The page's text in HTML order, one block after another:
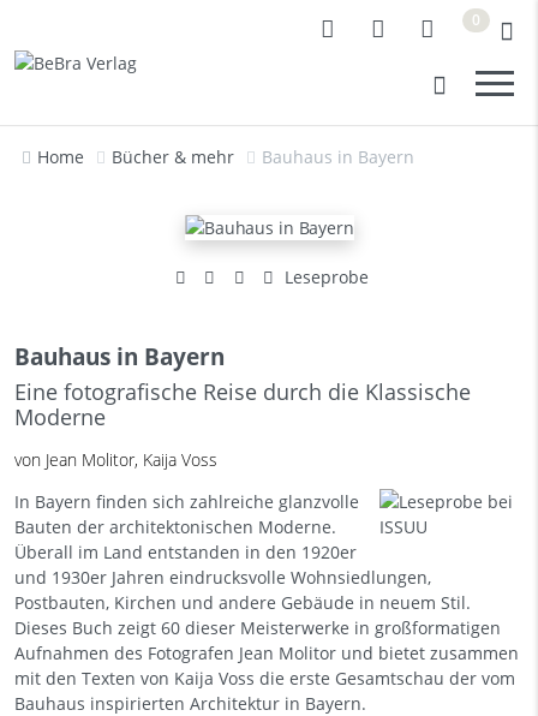
0
Home Bücher & mehr Bauhaus in Bayern
Leseprobe
Bauhaus in Bayern
Eine fotografische Reise durch die Klassische
Moderne
von Jean Molitor, Kaija Voss
In Bayern finden sich zahlreiche glanzvolle
Bauten der architektonischen Moderne.
Überall im Land entstanden in den 1920er
und 1930er Jahren eindrucksvolle Wohnsiedlungen,
Postbauten, Kirchen und andere Gebäude in neuem Stil.
Dieses Buch zeigt 60 dieser Meisterwerke in großformatigen
Aufnahmen des Fotografen Jean Molitor und bietet zusammen
mit den Texten von Kaija Voss die erste Gesamtschau der vom
Bauhaus inspirierten Architektur in Bayern.